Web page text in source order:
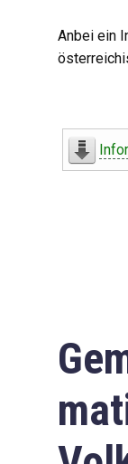
Anbei ein